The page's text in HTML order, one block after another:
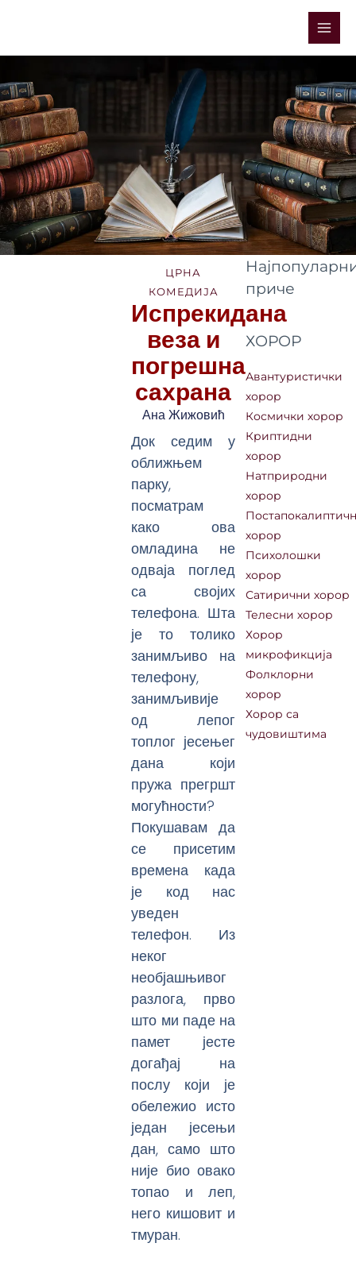
Main
ЦРНА
КОМЕДИЈА
Испрекидана
веза и
погрешна
сахрана
Ана Жижовић
Док седим у
оближњем
парку,
посматрам
како ова
омладина не
одваја поглед
са својих
телефона. Шта
је то толико
занимљиво на
телефону,
занимљивије
од лепог
топлог јесењег
дана који
пружа прегршт
могућности?
Покушавам да
се присетим
времена када
је код нас
уведен
телефон. Из
неког
необјашњивог
разлога, прво
што ми паде на
памет јесте
догађај на
послу који је
обележио исто
један јесењи
дан, само што
није био овако
топао и леп,
него кишовит и
тмуран.
приче
ХОРОР
Авантуристички
хорор
Космички хорор
Криптидни
хорор
Натприродни
хорор
хорор
Психолошки
хорор
Сатирични хорор
Телесни хорор
Хорор
микрофикција
Фолклорни
хорор
Хорор са
чудовиштима